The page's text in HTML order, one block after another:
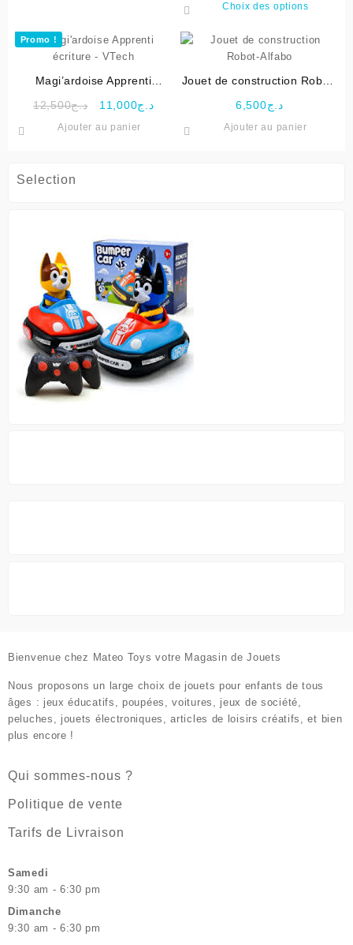
Selection
était :
Choix des options
a
Les
Promo !
Magi’ardoise Apprenti
د.ج12,500
Le
د.ج11,000
Le
actuel
Ajouter au panier
Jouet de construction Robot-
د.ج6,500
Ajouter au panier
Bienvenue chez Mateo Toys votre Magasin de Jouets
Nous proposons un large choix de jouets pour enfants de tous
âges : jeux éducatifs, poupées, voitures, jeux de société,
peluches, jouets électroniques, articles de loisirs créatifs, et bien
plus encore !
Qui sommes-nous ?
Politique de vente
Tarifs de Livraison
Samedi
9:30 am - 6:30 pm
Dimanche
9:30 am - 6:30 pm